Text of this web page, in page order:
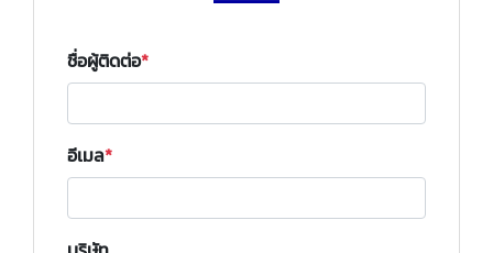
ชื่อผู้ติดต่อ
อีเมล